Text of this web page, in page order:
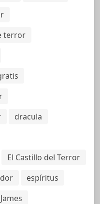
terror
dracula
El Castillo del Terror
espíritus